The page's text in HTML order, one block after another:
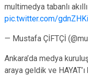
multimedya tabanlı
pic.twitter.com/
— Mustafa ÇİFTÇİ
Ankara’da medya
araya geldik ve